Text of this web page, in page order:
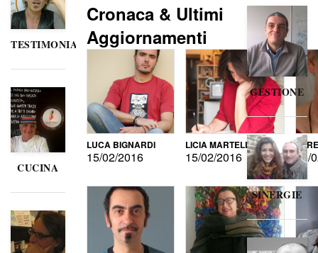
TESTIMONIANZE
CUCINA
Cronaca & Ultimi
Aggiornamenti
LUCA BIGNARDI
15/02/2016
LICIA MARTELLI
15/02/2016 15/
GESTIONE
SINERGIE